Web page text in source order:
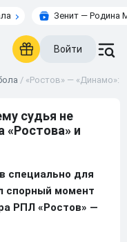
Зенит — Родина
Войти
/ «Ростов» — «Динамо»:
судья не
«Ростова» и
специально для
спорный момент
РПЛ «Ростов» —